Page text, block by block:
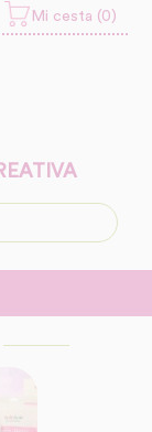
Mi cesta (0)